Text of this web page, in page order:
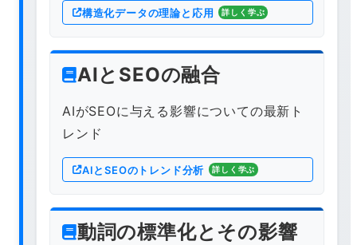
構造化データの理論と応用 詳しく学ぶ
AIとSEOの融合
AIがSEOに与える影響についての最新ト
レンド
AIとSEOのトレンド分析 詳しく学ぶ
動詞の標準化とその影響